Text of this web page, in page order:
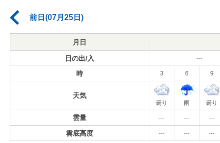
前日(07月25日)
月日
日の出/入 ---
時 3 6 9
天気
曇り 雨 曇り
雲量 --- --- ---
雲底高度 --- --- ---